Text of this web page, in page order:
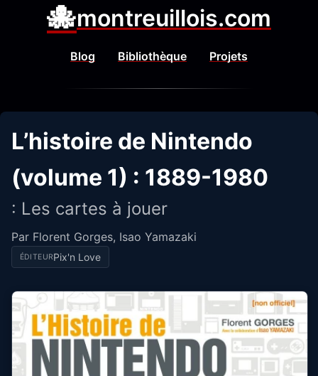
🐙montreuillois.com
Blog Bibliothèque Projets
L’histoire de Nintendo
(volume 1) : 1889-1980
: Les cartes à jouer
Par Florent Gorges, Isao Yamazaki
ÉDITEURPix'n Love